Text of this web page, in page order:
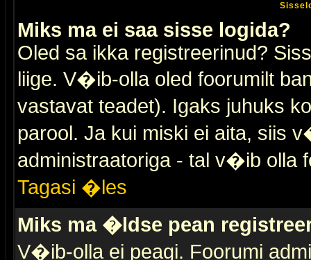
Miks ma ei saa sisse logida?
Oled sa ikka registreerinud?
liige. V�ib-olla oled foorumilt
vastavat teadet). Igaks juhuks
parool. Ja kui miski ei aita, siis
administraatoriga - tal v�ib olla
Tagasi �les
Miks ma �ldse pean
V�ib-olla ei peagi. Foorumi